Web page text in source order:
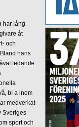
har lång
åt
och
hans
ledande
bl a inom
medverkat
Sveriges
sport och